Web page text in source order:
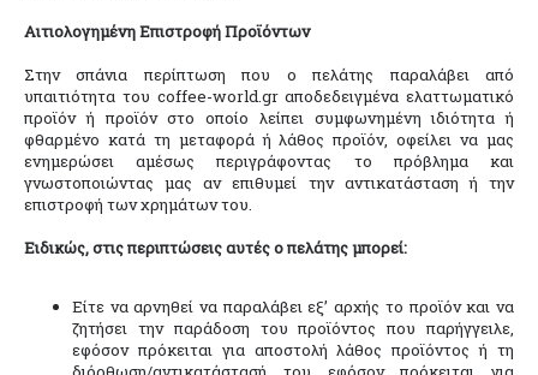
Αιτιολογημένη Επιστροφή Προϊόντων
Στην σπάνια περίπτωση που ο πελάτης παραλάβει από
υπαιτιότητα του coffee-world.gr αποδεδειγμένα ελαττωματικό
προϊόν ή προϊόν στο οποίο λείπει συμφωνημένη ιδιότητα ή
φθαρμένο κατά τη μεταφορά ή λάθος προϊόν, οφείλει να μας
ενημερώσει αμέσως περιγράφοντας το πρόβλημα και
γνωστοποιώντας μας αν επιθυμεί την αντικατάσταση ή την
επιστροφή των χρημάτων του.
Ειδικώς, στις περιπτώσεις αυτές ο πελάτης μπορεί:
Είτε να αρνηθεί να παραλάβει εξ’ αρχής το προϊόν και να
ζητήσει την παράδοση του προϊόντος που παρήγγειλε,
εφόσον πρόκειται για αποστολή λάθος προϊόντος ή τη